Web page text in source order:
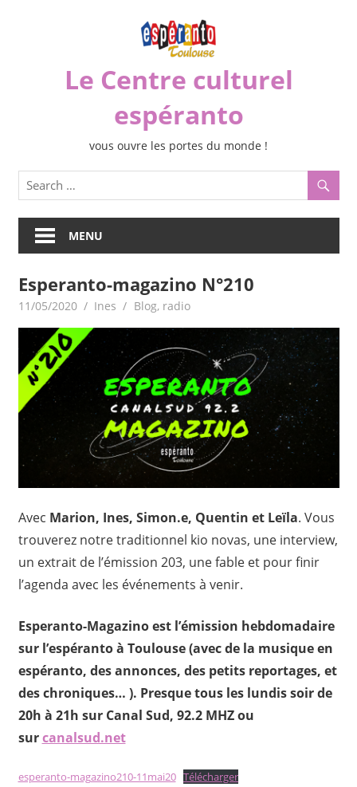
Le Centre culturel
espéranto
vous ouvre les portes du monde !
MENU
Esperanto-magazino N°210
11/05/2020 Ines Blog, radio
Avec Marion, Ines, Simon.e, Quentin et Leïla. Vous
trouverez notre traditionnel kio novas, une interview,
un extrait de l’émission 203, une fable et pour finir
l’agenda avec les événements à venir.
Esperanto-Magazino est l’émission hebdomadaire
sur l’espéranto à Toulouse (avec de la musique en
espéranto, des annonces, des petits reportages, et
des chroniques… ). Presque tous les lundis soir de
20h à 21h sur Canal Sud, 92.2 MHZ ou
surcanalsud.net
esperanto-magazino210-11mai20 Télécharger